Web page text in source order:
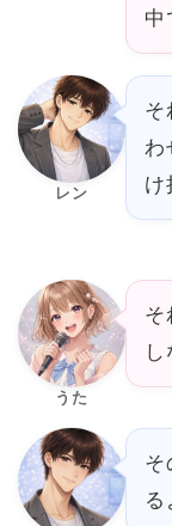
中
レン
そ
わ
け
うた
そ
そ
る